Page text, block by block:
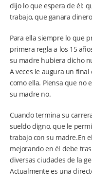
dijo lo que espera de él:
trabajo, que ganara
Para ella siempre lo que
primera regla a los 15
su madre hubiera dicho
A veces le augura un
como ella. Piensa que no
su madre no.
Cuando termina su
sueldo digno, que le
trabajo con su madre.En
mejorando en él debe
diversas ciudades de la
Actualmente es una